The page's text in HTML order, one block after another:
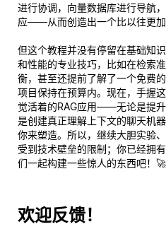
进行协调，向量数据库进行导航
应——从而创造出一个比以往更加
但这个教程并没有停留在基础知
和性能的专业技巧，比如在检索
衡，甚至还提前了解了一个免费
项目保持在预算内。现在，手握
觉活着的RAG应用——无论是提
是创建真正理解上下文的聊天机
你来塑造。所以，继续大胆实验
受到技术壁垒的限制；你已经拥
们一起构建一些惊人的东西吧！🚀
欢迎反馈！